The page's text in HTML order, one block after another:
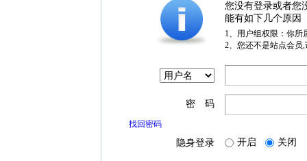
您没有登录或者您
能有如下几个原因
1、用户组权限：你所
2、您还不是站点会员
密 码
找回密码
隐身登录 开启 关闭